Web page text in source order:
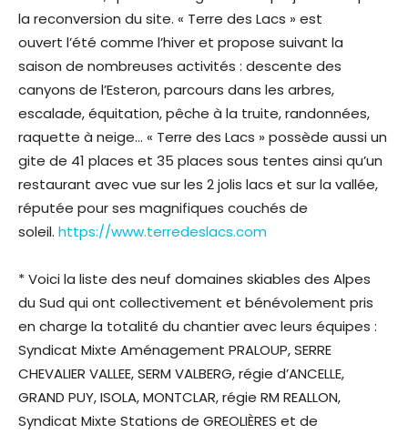
la reconversion du site. « Terre des Lacs » est
ouvert l’été comme l’hiver et propose suivant la
saison de nombreuses activités : descente des
canyons de l’Esteron, parcours dans les arbres,
escalade, équitation, pêche à la truite, randonnées,
raquette à neige… « Terre des Lacs » possède aussi un
gite de 41 places et 35 places sous tentes ainsi qu’un
restaurant avec vue sur les 2 jolis lacs et sur la vallée,
réputée pour ses magnifiques couchés de
soleil. https://www.terredeslacs.com
* Voici la liste des neuf domaines skiables des Alpes
du Sud qui ont collectivement et bénévolement pris
en charge la totalité du chantier avec leurs équipes :
Syndicat Mixte Aménagement PRALOUP, SERRE
CHEVALIER VALLEE, SERM VALBERG, régie d’ANCELLE,
GRAND PUY, ISOLA, MONTCLAR, régie RM REALLON,
Syndicat Mixte Stations de GREOLIÈRES et de